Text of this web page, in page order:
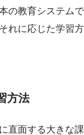
の教育システムで
れに応じた学習方
方法
直面する大きな課